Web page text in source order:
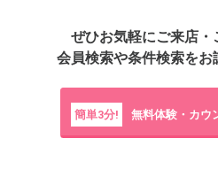
ぜひお気軽にご来店・
会員検索や条件検索をお
簡単3分! 無料体験・カウ